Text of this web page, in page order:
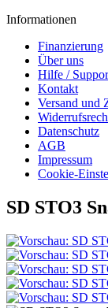
Informationen
Finanzierung
Über uns
Hilfe /
Kontakt
Versand und
Datenschutz
AGB
Impressum
Cookie-
SD STO3